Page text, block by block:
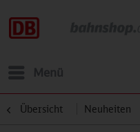
Menü
Übersicht Neuheiten